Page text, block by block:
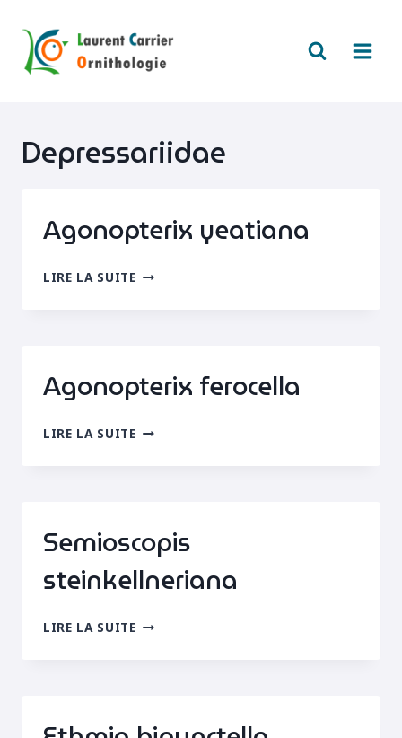
contenu
Depressariidae
Agonopterix yeatiana
LIRE LA SUITEAGONOPTERIX
Agonopterix ferocella
LIRE LA SUITEAGONOPTERIX
Semioscopis
steinkellneriana
LIRE LA SUITESEMIOSCOPIS